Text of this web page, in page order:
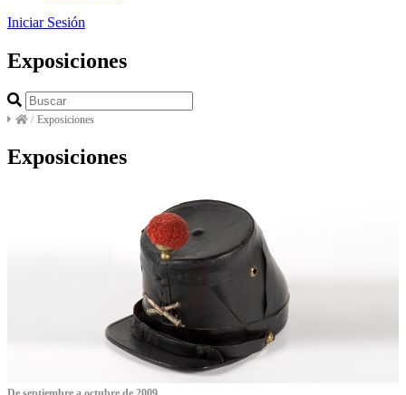
Iniciar Sesión
Exposiciones
/ Exposiciones
Exposiciones